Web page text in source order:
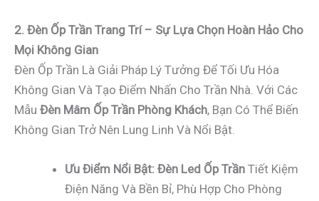
2. Đèn Ốp Trần Trang Trí – Sự Lựa Chọn Hoàn Hảo Cho
Mọi Không Gian
Đèn Ốp Trần Là Giải Pháp Lý Tưởng Để Tối Ưu Hóa
Không Gian Và Tạo Điểm Nhấn Cho Trần Nhà. Với Các
Mẫu Đèn Mâm Ốp Trần Phòng Khách, Bạn Có Thể Biến
Không Gian Trở Nên Lung Linh Và Nổi Bật.
Ưu Điểm Nổi Bật: Đèn Led Ốp Trần Tiết Kiệm
Điện Năng Và Bền Bỉ, Phù Hợp Cho Phòng